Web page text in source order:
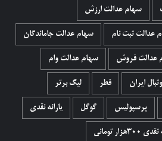
سهام عدالت ارزش
عدالت ثبت نام سهام عدالت جاماندگان
عدالت فروش سهام عدالت وام
ایران قطر لیگ برتر
پرسپولیس گوگل یارانه نقدی
تومانی